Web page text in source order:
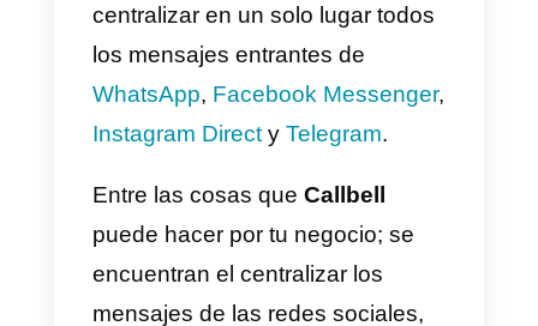
Nuestra recomendación es que
cuentes con unaherramienta
comoCallbell que te ayude a
organizar tus mensajes,
distribuirlos entre tus asesores y
responderlos de forma eficiente